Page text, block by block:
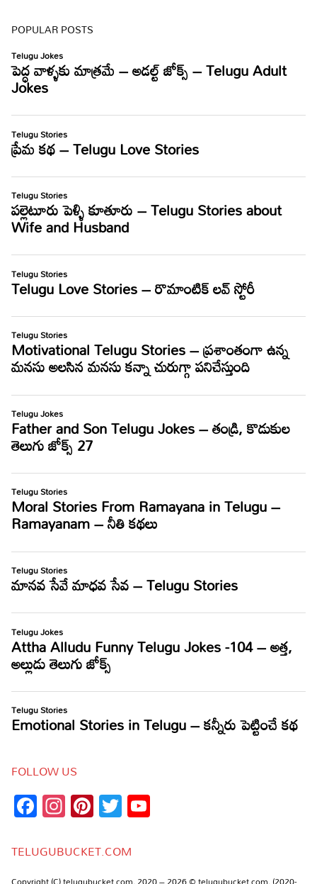
POPULAR POSTS
FOLLOW US
Facebook
Instagram
Pinterest
Twitter
TELUGUBUCKET.COM